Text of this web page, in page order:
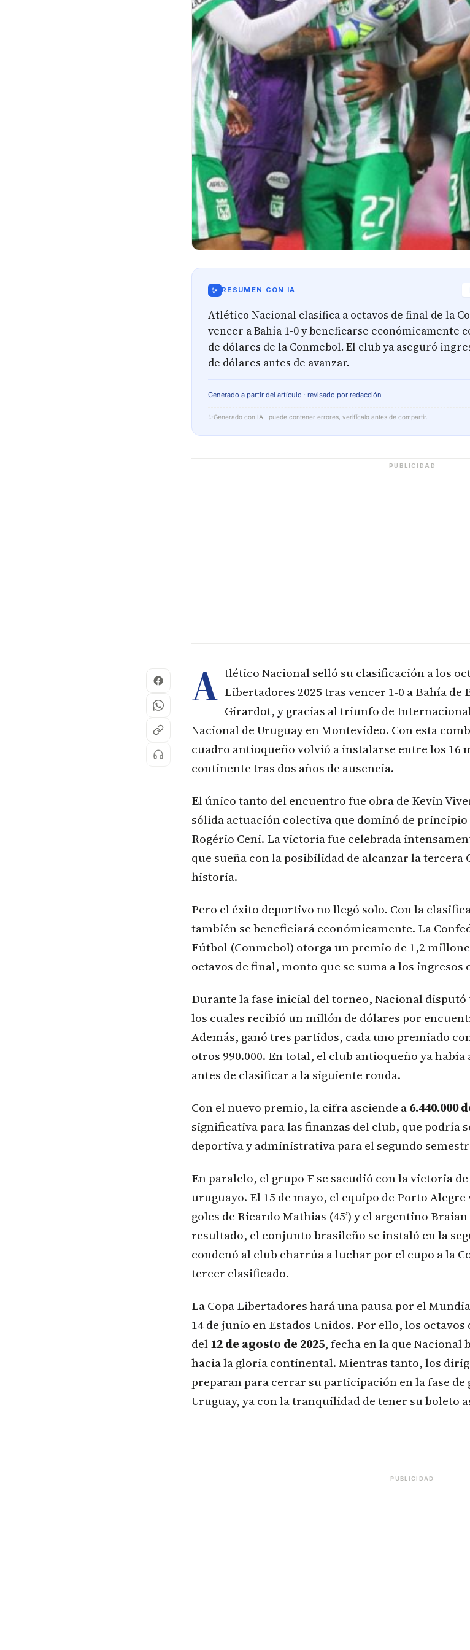
✨ RESUMEN CON IA
Atlético Nacional clasifica a octavos de final de la
vencer a Bahía 1-0 y beneficarse económicamente
de dólares de la Conmebol. El club ya aseguró
de dólares antes de avanzar.
Generado a partir del artículo · revisado por redacción
✨ Generado con IA · puede contener errores, verifícalo antes de compartir.
PUBLICIDAD
A tlético Nacional selló su clasificación a los
Libertadores 2025 tras vencer 1-0 a Bahía de
Girardot, y gracias al triunfo de
Nacional de Uruguay en Montevideo. Con esta
cuadro antioqueño volvió a instalarse entre los 16
continente tras dos años de ausencia.
El único tanto del encuentro fue obra de Kevin
sólida actuación colectiva que dominó de
Rogério Ceni. La victoria fue celebrada
que sueña con la posibilidad de alcanzar la tercera
historia.
Pero el éxito deportivo no llegó solo. Con la
también se beneficiará económicamente. La
Fútbol (Conmebol) otorga un premio de 1,2
octavos de final, monto que se suma a los ingresos
Durante la fase inicial del torneo, Nacional
los cuales recibió un millón de dólares por
Además, ganó tres partidos, cada uno premiado
otros 990.000. En total, el club antioqueño ya había
antes de clasificar a la siguiente ronda.
Con el nuevo premio, la cifra asciende a6.440.000
significativa para las finanzas del club, que podría
deportiva y administrativa para el segundo
En paralelo, el grupo F se sacudió con la victoria
uruguayo. El 15 de mayo, el equipo de Porto
goles de Ricardo Mathias (45’) y el argentino Braian
resultado, el conjunto brasileño se instaló en la
condenó al club charrúa a luchar por el cupo a la
tercer clasificado.
La Copa Libertadores hará una pausa por el
14 de junio en Estados Unidos. Por ello, los
del12 de agosto de 2025, fecha en la que Nacional
hacia la gloria continental. Mientras tanto, los
preparan para cerrar su participación en la fase de
Uruguay, ya con la tranquilidad de tener su boleto
PUBLICIDAD